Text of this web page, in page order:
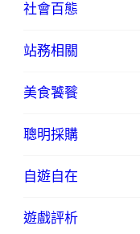
社會百態
站務相關
美食饕餮
聰明採購
自遊自在
遊戲評析